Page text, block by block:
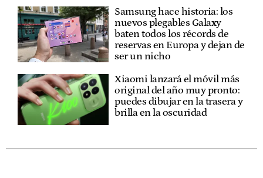
Samsung hace historia: los
nuevos plegables Galaxy
baten todos los récords de
reservas en Europa y dejan de
ser un nicho
Xiaomi lanzará el móvil más
original del año muy pronto:
puedes dibujar en la trasera y
brilla en la oscuridad